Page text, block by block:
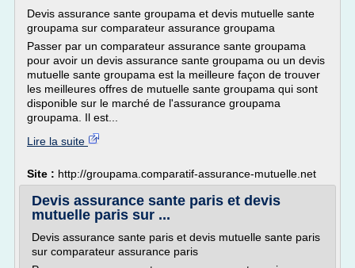
Devis assurance sante groupama et devis mutuelle sante
groupama sur comparateur assurance groupama
Passer par un comparateur assurance sante groupama
pour avoir un devis assurance sante groupama ou un devis
mutuelle sante groupama est la meilleure façon de trouver
les meilleures offres de mutuelle sante groupama qui sont
disponible sur le marché de l'assurance groupama
groupama. Il est...
Lire la suite
Site : http://groupama.comparatif-assurance-mutuelle.net
Devis assurance sante paris et devis
mutuelle paris sur ...
Devis assurance sante paris et devis mutuelle sante paris
sur comparateur assurance paris